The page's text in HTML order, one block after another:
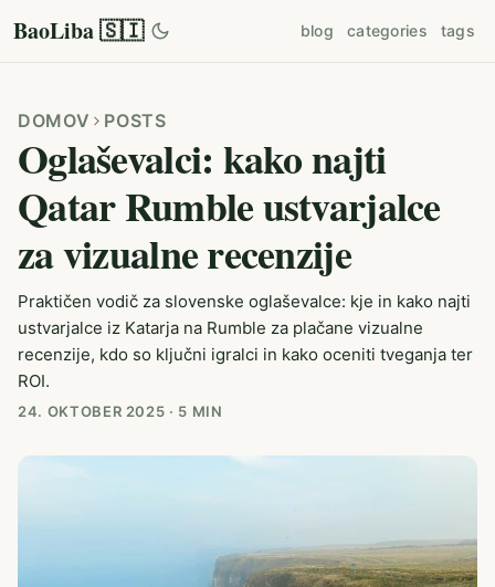
BaoLiba 🇸🇮 blog categories tags
DOMOV POSTS
Oglaševalci: kako najti
Qatar Rumble ustvarjalce
za vizualne recenzije
Praktičen vodič za slovenske oglaševalce: kje in kako najti
ustvarjalce iz Katarja na Rumble za plačane vizualne
recenzije, kdo so ključni igralci in kako oceniti tveganja ter
ROI.
24. OKTOBER 2025 · 5 MIN